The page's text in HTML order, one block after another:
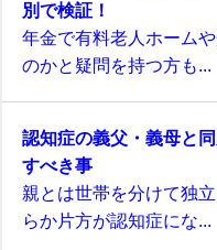
別で検証！
年金で有料老人ホーム
のかと疑問を持つ方も...
認知症の義父・義母と
すべき事
親とは世帯を分けて独
らか片方が認知症にな...